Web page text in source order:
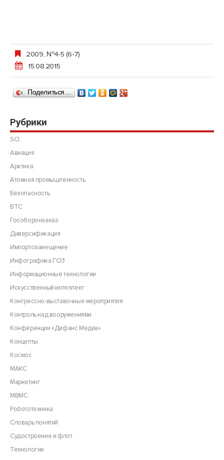
2009, №4-5 (6-7)
15.08.2015
Поделиться…
Рубрики
SCI.
Авиация
Арктика
Атомная промышленность
Безопасность
ВТС
Гособоронзаказ
Диверсификация
Импортозамещение
Инфографика ГОЗ
Информационные технологии
Искусственный интеллект
Конгрессно-выставочные мероприятия
Контроль над вооружениями
Конференции «Дифанс Медиа»
Концепты
Космос
МАКС
Маркетинг
МВМС
Робототехника
Словарь понятий
Судостроение и флот
Технологии